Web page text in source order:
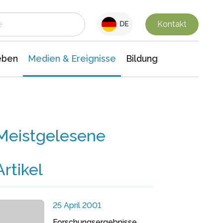
DE Kontakt
Medien & Ereignisse Bildung
25 April 2001